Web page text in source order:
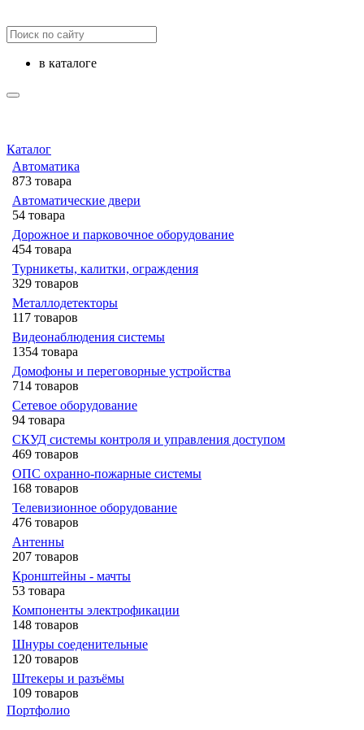
в каталоге
Каталог
Автоматика
873 товара
Автоматические двери
54 товара
Дорожное и парковочное оборудование
454 товара
Турникеты, калитки, ограждения
329 товаров
Металлодетекторы
117 товаров
Видеонаблюдения cистемы
1354 товара
Домофоны и переговорные устройства
714 товаров
Сетевое оборудование
94 товара
СКУД системы контроля и управления доступом
469 товаров
ОПС охранно-пожарные системы
168 товаров
Телевизионное оборудование
476 товаров
Антенны
207 товаров
Кронштейны - мачты
53 товара
Компоненты электрофикации
148 товаров
Шнуры соеденительные
120 товаров
Штекеры и разъёмы
109 товаров
Портфолио